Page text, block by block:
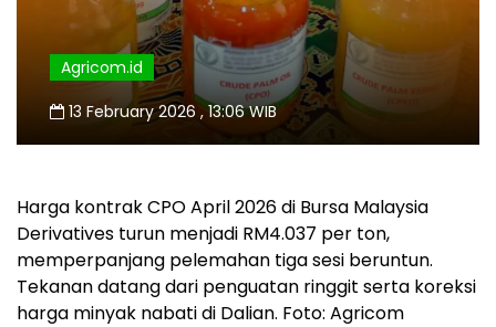
Agricom.id
13 February 2026 , 13:06 WIB
Harga kontrak CPO April 2026 di Bursa Malaysia
Derivatives turun menjadi RM4.037 per ton,
memperpanjang pelemahan tiga sesi beruntun.
Tekanan datang dari penguatan ringgit serta koreksi
harga minyak nabati di Dalian. Foto: Agricom